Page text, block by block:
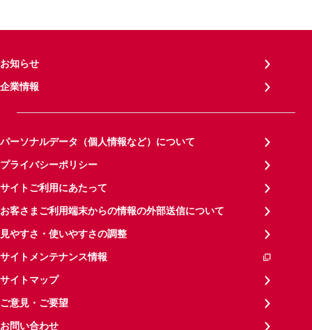
お知らせ
企業情報
パーソナルデータ（個人情報など）について
プライバシーポリシー
サイトご利用にあたって
お客さまご利用端末からの情報の外部送信について
見やすさ・使いやすさの調整
サイトメンテナンス情報
サイトマップ
ご意見・ご要望
お問い合わせ